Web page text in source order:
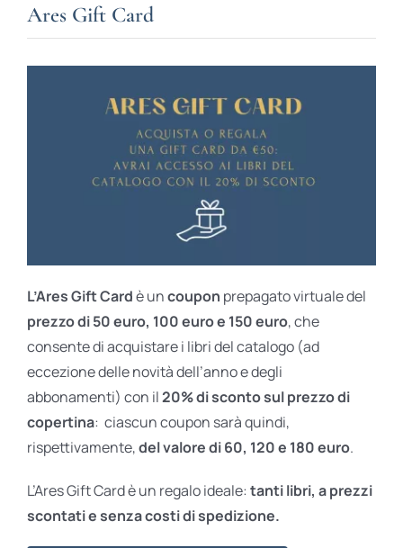
Ares Gift Card
L’Ares Gift Cardè uncoupon prepagato virtuale del
prezzo di 50 euro, 100 euro e 150 euro, che
consente di acquistare i libri del catalogo (ad
eccezione delle novità dell’anno e degli
abbonamenti) con il20% di sconto sul prezzo di
copertina: ciascun coupon sarà quindi,
rispettivamente,del valore di 60, 120 e 180 euro.
L’Ares Gift Card è un regalo ideale: tanti libri, a prezzi
scontati esenza costi di spedizione.